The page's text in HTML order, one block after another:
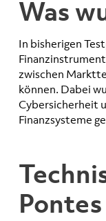
Was
In bisherigen
zwischen
können. Dabei
Cybersicherheit
Finanzsysteme